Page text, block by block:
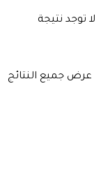
لا توجد نتيجة
عرض جميع النتائج